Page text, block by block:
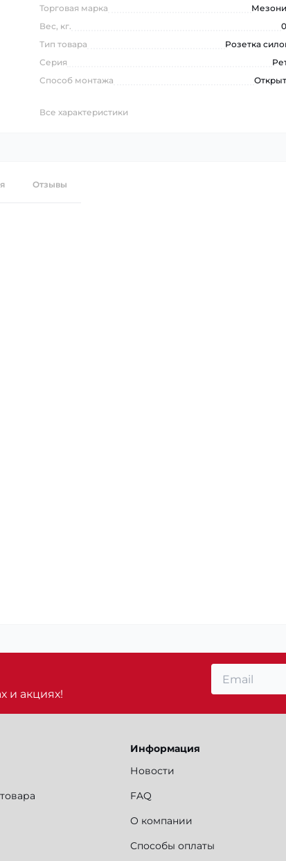
Торговая марка
Вес, кг.
Тип товара
Розетка
Серия
Способ монтажа
Все характеристики
Отзывы
и акциях!
Информация
Новости
FAQ
О компании
Способы оплаты